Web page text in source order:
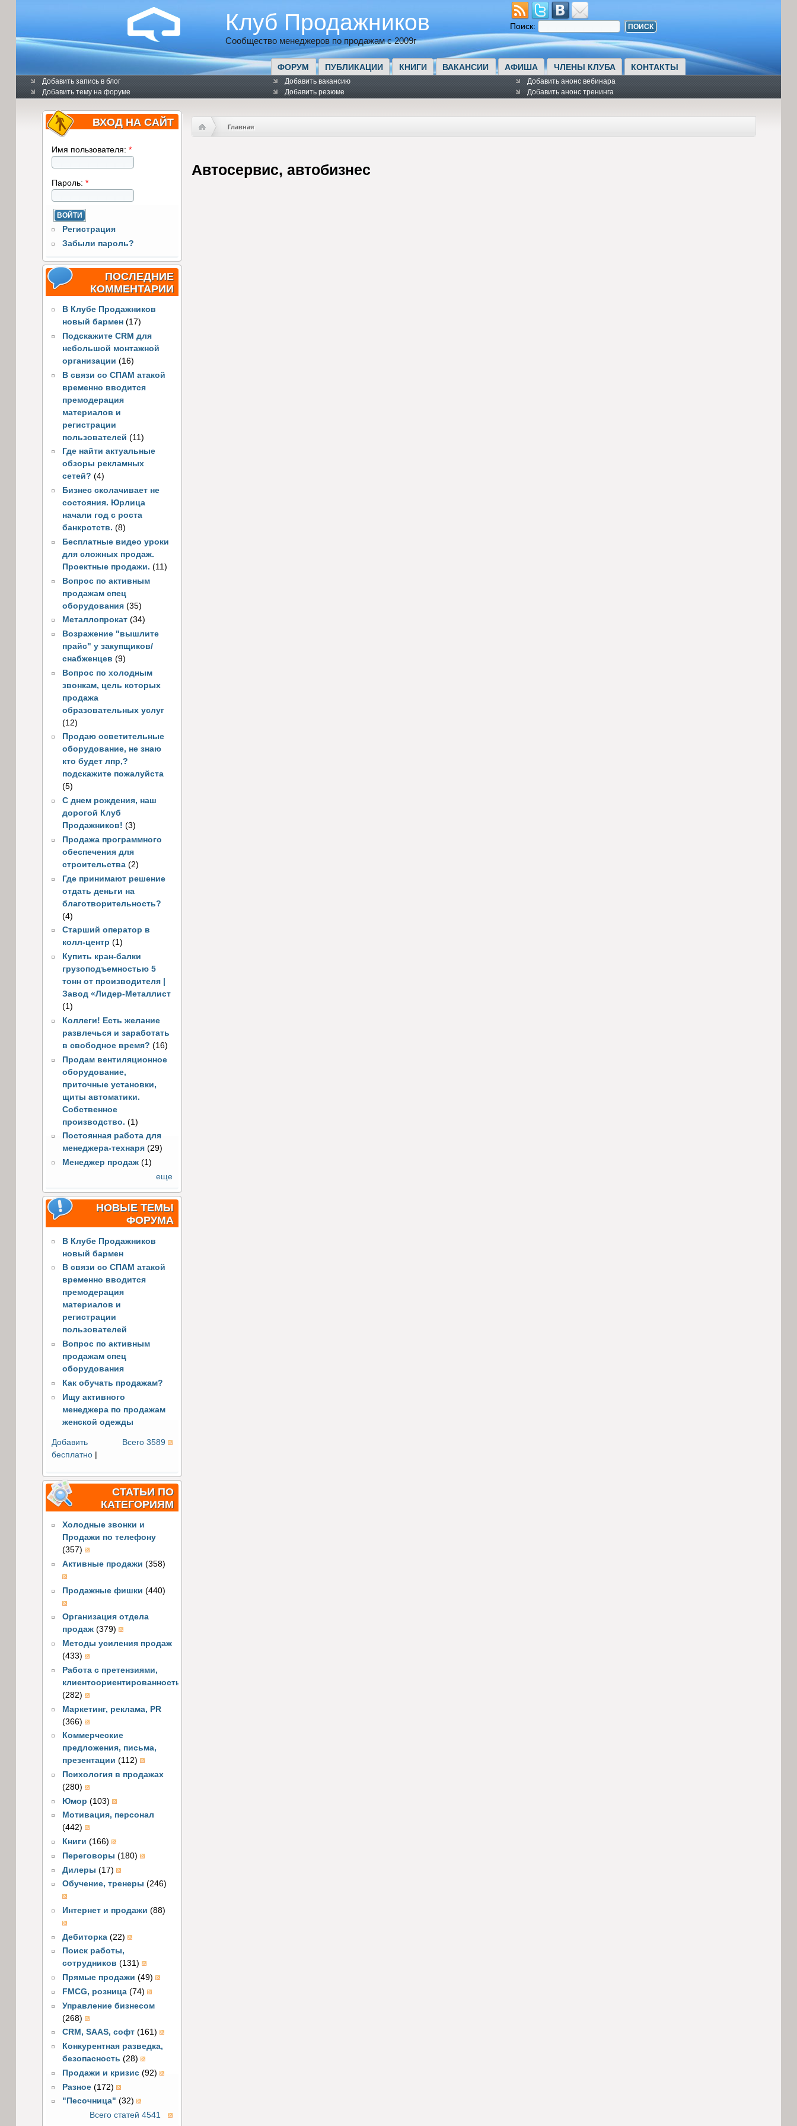
Клуб Продажников
Сообщество менеджеров по продажам с 2009г
Поиск:
ФОРУМ ПУБЛИКАЦИИ КНИГИ ВАКАНСИИ АФИША ЧЛЕНЫ КЛУБА КОНТАКТЫ
Добавить запись в блог
Добавить тему на форуме
Добавить вакансию
Добавить резюме
Добавить анонс вебинара
Добавить анонс тренинга
ВХОД НА САЙТ
Имя пользователя: *
Пароль: *
Регистрация
Забыли пароль?
ПОСЛЕДНИЕ
КОММЕНТАРИИ
В Клубе Продажников
новый бармен (17)
Подскажите CRM для
небольшой монтажной
организации (16)
В связи со СПАМ атакой
временно вводится
премодерация
материалов и
регистрации
пользователей (11)
Где найти актуальные
обзоры рекламных
сетей? (4)
Бизнес сколачивает не
состояния. Юрлица
начали год с роста
банкротств. (8)
Бесплатные видео уроки
для сложных продаж.
Проектные продажи. (11)
Вопрос по активным
продажам спец
оборудования (35)
Металлопрокат (34)
Возражение "вышлите
прайс" у закупщиков/
снабженцев (9)
Вопрос по холодным
звонкам, цель которых
продажа
образовательных услуг
(12)
Продаю осветительные
оборудование, не знаю
кто будет лпр,?
подскажите пожалуйста
(5)
С днем рождения, наш
дорогой Клуб
Продажников! (3)
Продажа программного
обеспечения для
строительства (2)
Где принимают решение
отдать деньги на
благотворительность?
(4)
Старший оператор в
колл-центр (1)
Купить кран-балки
грузоподъемностью 5
тонн от производителя |
Завод «Лидер-Металлист
(1)
Коллеги! Есть желание
развлечься и заработать
в свободное время? (16)
Продам вентиляционное
оборудование,
приточные установки,
щиты автоматики.
Собственное
производство. (1)
Постоянная работа для
менеджера-технаря (29)
Менеджер продаж (1)
еще
НОВЫЕ ТЕМЫ
ФОРУМА
В Клубе Продажников
новый бармен
В связи со СПАМ атакой
временно вводится
премодерация
материалов и
регистрации
пользователей
Вопрос по активным
продажам спец
оборудования
Как обучать продажам?
Ищу активного
менеджера по продажам
женской одежды
Всего 3589
Добавить
бесплатно|
СТАТЬИ ПО
КАТЕГОРИЯМ
Холодные звонки и
Продажи по телефону
(357)
Активные продажи (358)
Продажные фишки (440)
Организация отдела
продаж (379)
Методы усиления продаж
(433)
Работа с претензиями,
клиентоориентированность
(282)
Маркетинг, реклама, PR
(366)
Коммерческие
предложения, письма,
презентации (112)
Психология в продажах
(280)
Юмор (103)
Мотивация, персонал
(442)
Книги (166)
Переговоры (180)
Дилеры (17)
Обучение, тренеры (246)
Интернет и продажи (88)
Дебиторка (22)
Поиск работы,
сотрудников (131)
Прямые продажи (49)
FMCG, розница (74)
Управление бизнесом
(268)
CRM, SAAS, софт (161)
Конкурентная разведка,
безопасность (28)
Продажи и кризис (92)
Разное (172)
"Песочница" (32)
Всего статей 4541
Главная
Автосервис, автобизнес